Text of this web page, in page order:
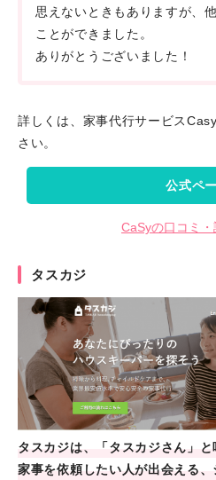
思えないときもありますが、
ことができました。
ありがとうございました！
詳しくは、家事代行サービス
さい。
公式ペ
CaSyの口コミ・
タスカジ
タスカジは、「タスカジさん」
家事を依頼したい人が出会える